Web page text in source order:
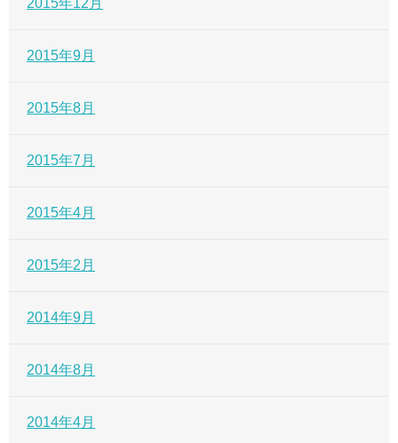
2015年12月
2015年9月
2015年8月
2015年7月
2015年4月
2015年2月
2014年9月
2014年8月
2014年4月